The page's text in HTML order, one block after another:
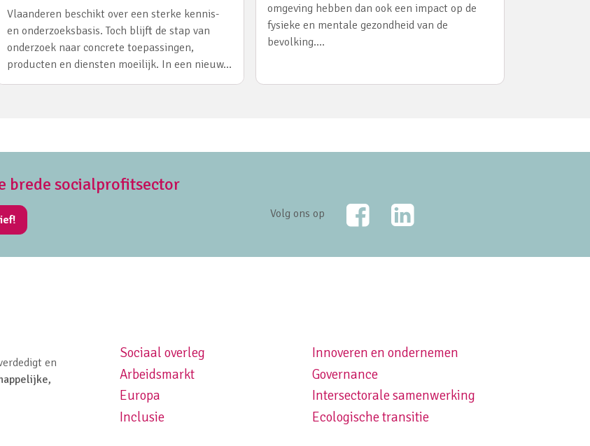
Vlaanderen beschikt over een sterke kennis-
en onderzoeksbasis. Toch blijft de stap van
onderzoek naar concrete toepassingen,
producten en diensten moeilijk. In een nieuw…
omgeving hebben dan ook een impact op de
fysieke en mentale gezondheid van de
bevolking.…
brede socialprofitsector
Volg ons op
FacebookLinkedIn
en
Footer navigation left
Sociaal overleg
Arbeidsmarkt
Europa
Inclusie
Footer navigation right
Innoveren en ondernemen
Governance
Intersectorale samenwerking
Ecologische transitie